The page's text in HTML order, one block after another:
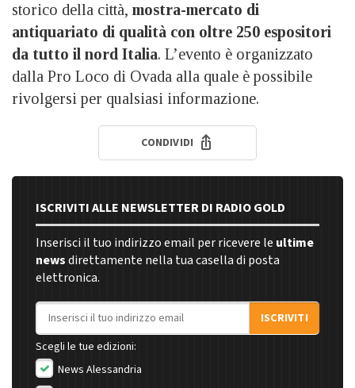
storico della città, mostra-mercato di
antiquariato di qualità con oltre 250 espositori
da tutto il nord Italia. L’evento è organizzato
dalla Pro Loco di Ovada alla quale è possibile
rivolgersi per qualsiasi informazione.
CONDIVIDI
ISCRIVITI ALLE NEWSLETTER DI RADIO GOLD
Inserisci il tuo indirizzo email per ricevere le ultime
newsdirettamente nella tua casella di posta
elettronica.
Indirizzo email
ISCRIVITI
Scegli le tue edizioni:
News Alessandria